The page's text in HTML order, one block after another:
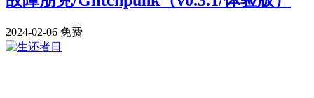
2024-02-06 免费